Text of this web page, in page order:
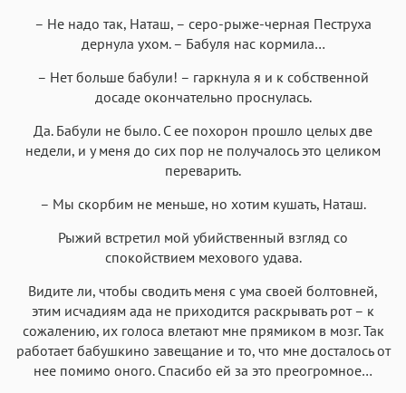
– Не надо так, Наташ, – серо-рыже-черная Пеструха
дернула ухом. – Бабуля нас кормила…
– Нет больше бабули! – гаркнула я и к собственной
досаде окончательно проснулась.
Да. Бабули не было. С ее похорон прошло целых две
недели, и у меня до сих пор не получалось это целиком
переварить.
– Мы скорбим не меньше, но хотим кушать, Наташ.
Рыжий встретил мой убийственный взгляд со
спокойствием мехового удава.
Видите ли, чтобы сводить меня с ума своей болтовней,
этим исчадиям ада не приходится раскрывать рот – к
сожалению, их голоса влетают мне прямиком в мозг. Так
работает бабушкино завещание и то, что мне досталось от
нее помимо оного. Спасибо ей за это преогромное…